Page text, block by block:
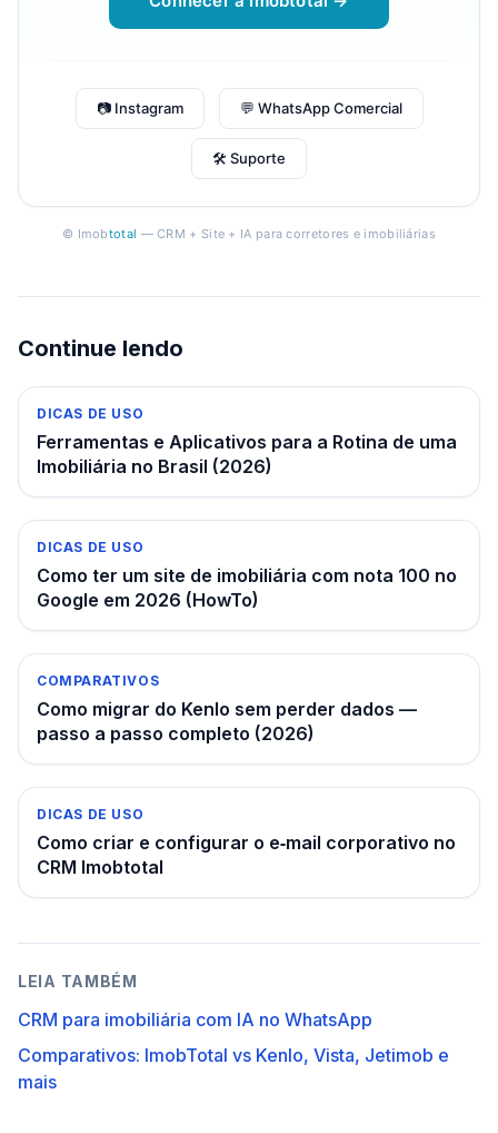
📷 Instagram 💬 WhatsApp Comercial
🛠 Suporte
© Imobtotal — CRM + Site + IA para corretores e imobiliárias
Continue lendo
DICAS DE USO
Ferramentas e Aplicativos para a Rotina de uma
Imobiliária no Brasil (2026)
DICAS DE USO
Como ter um site de imobiliária com nota 100 no
Google em 2026 (HowTo)
COMPARATIVOS
Como migrar do Kenlo sem perder dados —
passo a passo completo (2026)
DICAS DE USO
Como criar e configurar o e‑mail corporativo no
CRM Imobtotal
LEIA TAMBÉM
CRM para imobiliária com IA no WhatsApp
Comparativos: ImobTotal vs Kenlo, Vista, Jetimob e
mais